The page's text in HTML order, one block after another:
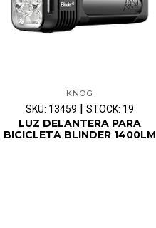
KNOG
SKU: 13459 | STOCK: 19
LUZ DELANTERA PARA
BICICLETA BLINDER 1400LM